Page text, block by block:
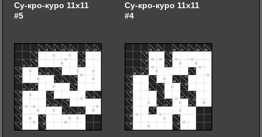
Су-кро-куро 11х11
#5
Су-кро-куро 11х11
#4